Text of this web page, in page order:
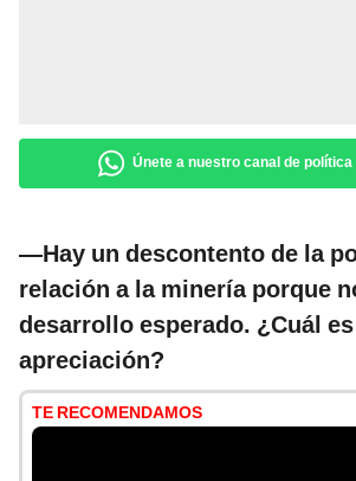
Únete a nuestro canal de
—Hay un descontento de la
relación a la minería porque
desarrollo esperado. ¿Cuál
apreciación?
TE RECOMENDAMOS